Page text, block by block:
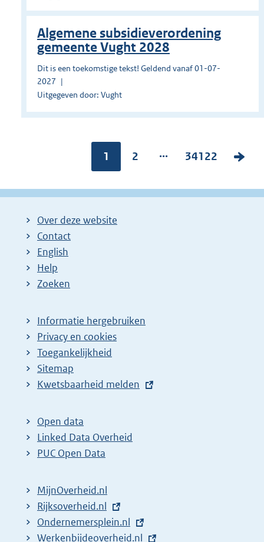
Algemene subsidieverordening
gemeente Vught 2028
Dit is een toekomstige tekst! Geldend vanaf 01-07-
2027
Uitgegeven door: Vught
Pagina:
1
P
g
2 ...
P
g
34122
V
l
Over deze website
Contact
English
Help
Zoeken
Informatie hergebruiken
Privacy en cookies
Toegankelijkheid
Sitemap
E
t
e
r
l
i
n
Kwetsbaarheid melden
Open data
Linked Data Overheid
PUC Open Data
MijnOverheid.nl
E
x
t
Rijksoverheid.nl
E
x
Ondernemersplein.nl
E
Werkenbijdeoverheid.nl